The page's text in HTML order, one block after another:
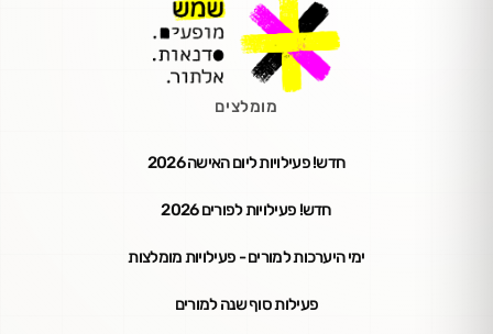
מומלצים
חדש! פעילויות ליום האישה 2026
חדש! פעילויות לפורים 2026
ימי היערכות למורים - פעילויות מומלצות
פעילות סוף שנה למורים